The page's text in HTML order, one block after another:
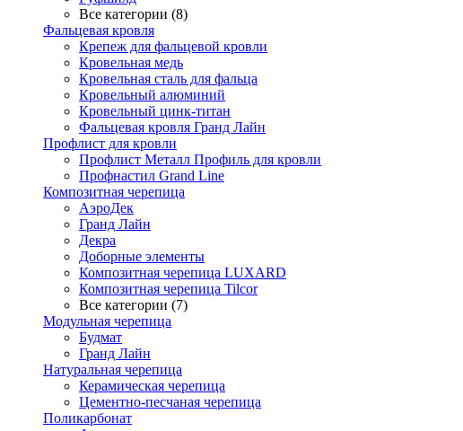
Все категории (8)
Фальцевая кровля
Крепеж для фальцевой кровли
Кровельная медь
Кровельная сталь для фальца
Кровельный алюминий
Кровельный цинк-титан
Фальцевая кровля Гранд Лайн
Профлист для кровли
Профлист Металл Профиль для кровли
Профнастил Grand Line
Композитная черепица
АэроДек
Гранд Лайн
Декра
Доборные элементы
Композитная черепица LUXARD
Композитная черепица Tilcor
Все категории (7)
Модульная черепица
Будмат
Гранд Лайн
Натуральная черепица
Керамическая черепица
Цементно-песчаная черепица
Поликарбонат